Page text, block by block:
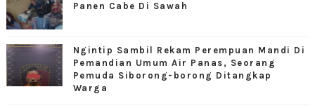
Panen Cabe Di Sawah
Ngintip Sambil Rekam Perempuan Mandi Di
Pemandian Umum Air Panas, Seorang
Pemuda Siborong-borong Ditangkap
Warga